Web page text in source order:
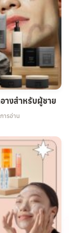
างสำหรับผู้ชาย
ารอ่าน